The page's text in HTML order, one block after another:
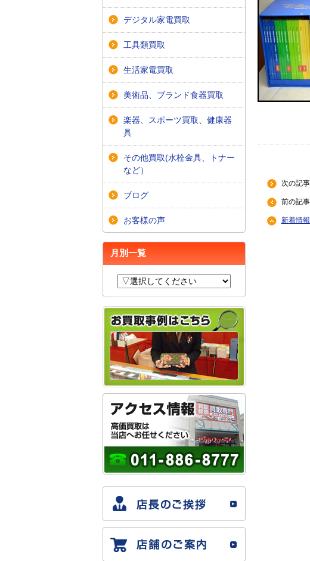
次の記事
前の記事
新着情
デジタル家電買取
工具類買取
生活家電買取
美術品、ブランド食器買取
楽器、スポーツ買取、健康器
具
その他買取(水栓金具、トナー
など）
ブログ
お客様の声
月別一覧